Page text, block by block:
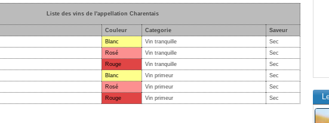
Liste des vins de l'appellation Charentais
Couleur Categorie
Saveur
Blanc Vin tranquille
Sec
Rosé Vin tranquille
Sec
Rouge Vin tranquille
Sec
Blanc Vin primeur
Sec
Rosé Vin primeur
Sec
Rouge Vin primeur Sec